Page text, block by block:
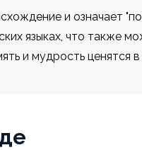
и означает
языках, что также
и мудрость ценятся